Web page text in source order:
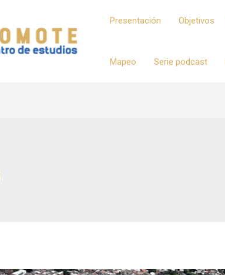
Presentación Objetivos
Mapeo Serie podcast